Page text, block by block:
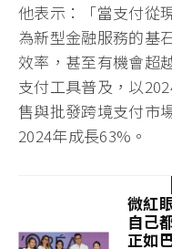
他表示：「當支付從
為新型金融服務的基
效率，甚至有機會超
支付工具普及，以
售與批發跨境支付市
2024年成長63%。
微紅
自己
正如